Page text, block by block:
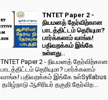
TNTET Paper 2 -
நியமனத் தேர்விற்கான
பாடத்திட்டம் தெரியுமா?
பார்க்கலாம் வாங்க!
பதிவறக்கம் இங்கே
உள்ளது..
TNTET Paper 2 - நியமனத் தேர்விற்கான
பாடத்திட்டம் தெரியுமா? பார்க்கலாம்
வாங்க! பதிவறக்கம் இங்கே உள்Syllabus
தமிழ்நாடு ஆசிரியர் தகுதி தேர்விற...